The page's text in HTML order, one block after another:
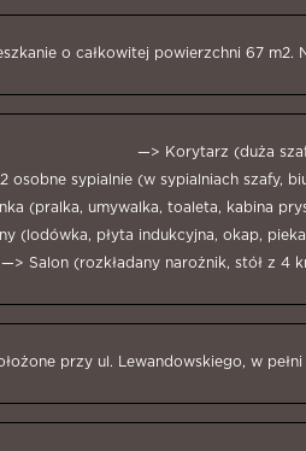
o całkowitej powierzchni 67 m2.
—> Korytarz (duża
osobne sypialnie (w sypialniach szafy,
(pralka, umywalka, toaleta, kabina
(lodówka, płyta indukcyjna, okap,
—> Salon (rozkładany narożnik, stół z 4
przy ul. Lewandowskiego, w